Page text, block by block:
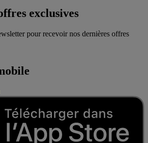
exclusives
pour recevoir nos dernières offres